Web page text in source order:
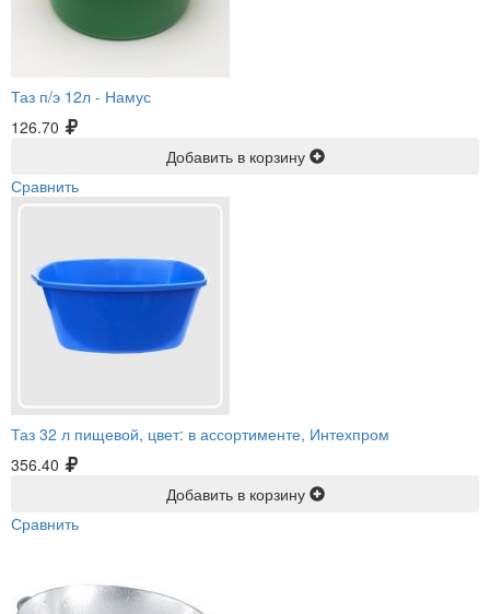
Таз п/э 12л - Намус
126.70
Добавить в корзину
Сравнить
Таз 32 л пищевой, цвет: в ассортименте, Интехпром
356.40
Добавить в корзину
Сравнить